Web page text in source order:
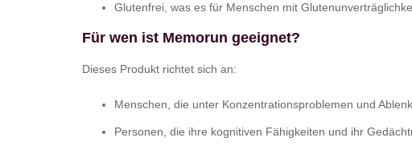
Glutenfrei, was es für Menschen mit
Für wen ist Memorun geeignet?
Dieses Produkt richtet sich an:
Menschen, die unter Konzentrationsproblemen und
Personen, die ihre kognitiven Fähigkeiten und ihr